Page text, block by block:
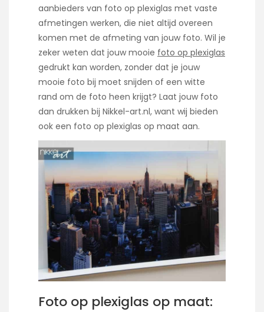
aanbieders van foto op plexiglas met vaste
afmetingen werken, die niet altijd overeen
komen met de afmeting van jouw foto. Wil je
zeker weten dat jouw mooie foto op plexiglas
gedrukt kan worden, zonder dat je jouw
mooie foto bij moet snijden of een witte
rand om de foto heen krijgt? Laat jouw foto
dan drukken bij Nikkel-art.nl, want wij bieden
ook een foto op plexiglas op maat aan.
Foto op plexiglas op maat: